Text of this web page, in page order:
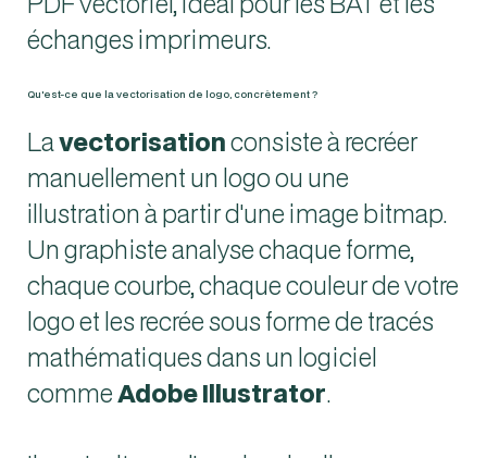
échanges imprimeurs.
Qu'est-ce que la vectorisation de logo, concrètement ?
Lavectorisationconsiste à recréer
manuellement un logo ou une
illustration à partir d'une image bitmap.
Un graphiste analyse chaque forme,
chaque courbe, chaque couleur de votre
logo et les recrée sous forme de tracés
mathématiques dans un logiciel
commeAdobe Illustrator.